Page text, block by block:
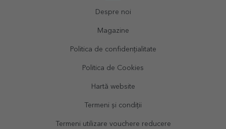
Despre noi
Magazine
Politica de confidențialitate
Politica de Cookies
Hartă website
Termeni și condiții
Termeni utilizare vouchere reducere